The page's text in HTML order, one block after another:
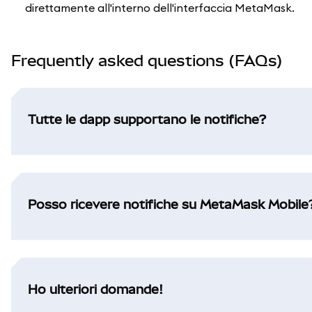
direttamente all'interno dell'interfaccia MetaMask.
Frequently asked questions (FAQs)
Tutte le dapp supportano le notifiche?
Posso ricevere notifiche su MetaMask
Ho ulteriori domande!